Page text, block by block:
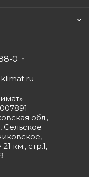
0
обл.,
Сельское
км., стр.1,